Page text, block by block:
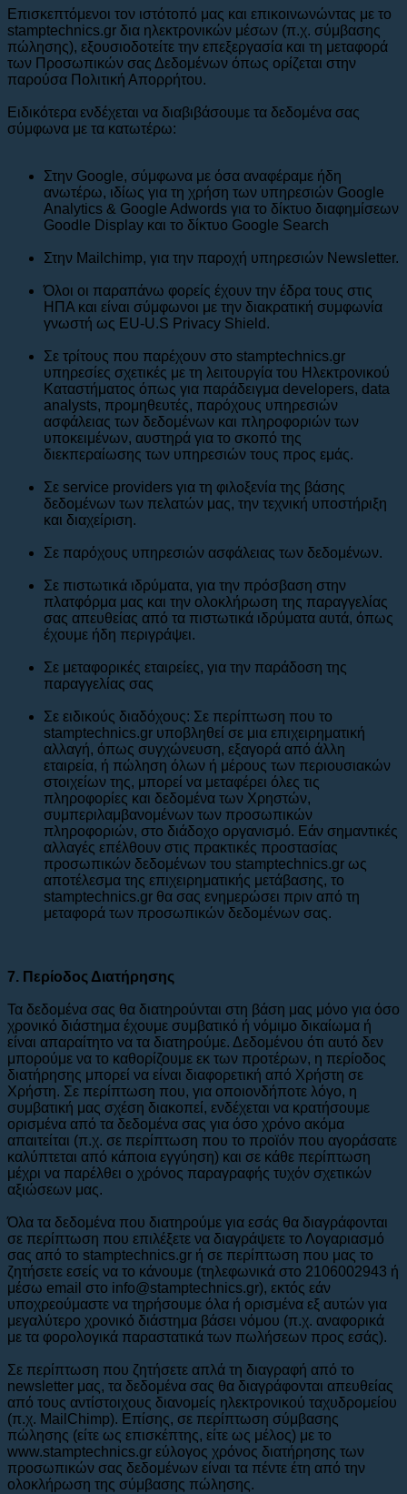
Επισκεπτόμενοι τον ιστότοπό μας και επικοινωνώντας με το
stamptechnics.gr δια ηλεκτρονικών μέσων (π.χ. σύμβασης
πώλησης), εξουσιοδοτείτε την επεξεργασία και τη μεταφορά
των Προσωπικών σας Δεδομένων όπως ορίζεται στην
παρούσα Πολιτική Απορρήτου.
Ειδικότερα ενδέχεται να διαβιβάσουμε τα δεδομένα σας
σύμφωνα με τα κατωτέρω:
Στην Google, σύμφωνα με όσα αναφέραμε ήδη
ανωτέρω, ιδίως για τη χρήση των υπηρεσιών Google
Analytics & Google Adwords για το δίκτυο διαφημίσεων
Goodle Display και το δίκτυο Google Search
Στην Mailchimp, για την παροχή υπηρεσιών Newsletter.
Όλοι οι παραπάνω φορείς έχουν την έδρα τους στις
ΗΠΑ και είναι σύμφωνοι με την διακρατική συμφωνία
γνωστή ως EU-U.S Privacy Shield.
Σε τρίτους που παρέχουν στο stamptechnics.gr
υπηρεσίες σχετικές με τη λειτουργία του Ηλεκτρονικού
Καταστήματος όπως για παράδειγμα developers, data
analysts, προμηθευτές, παρόχους υπηρεσιών
ασφάλειας των δεδομένων και πληροφοριών των
υποκειμένων, αυστηρά για το σκοπό της
διεκπεραίωσης των υπηρεσιών τους προς εμάς.
Σε service providers για τη φιλοξενία της βάσης
δεδομένων των πελατών μας, την τεχνική υποστήριξη
και διαχείριση.
Σε παρόχους υπηρεσιών ασφάλειας των δεδομένων.
Σε πιστωτικά ιδρύματα, για την πρόσβαση στην
πλατφόρμα μας και την ολοκλήρωση της παραγγελίας
σας απευθείας από τα πιστωτικά ιδρύματα αυτά, όπως
έχουμε ήδη περιγράψει.
Σε μεταφορικές εταιρείες, για την παράδοση της
παραγγελίας σας
Σε ειδικούς διαδόχους: Σε περίπτωση που το
stamptechnics.gr υποβληθεί σε μια επιχειρηματική
αλλαγή, όπως συγχώνευση, εξαγορά από άλλη
εταιρεία, ή πώληση όλων ή μέρους των περιουσιακών
στοιχείων της, μπορεί να μεταφέρει όλες τις
πληροφορίες και δεδομένα των Χρηστών,
συμπεριλαμβανομένων των προσωπικών
πληροφοριών, στο διάδοχο οργανισμό. Εάν σημαντικές
αλλαγές επέλθουν στις πρακτικές προστασίας
προσωπικών δεδομένων του stamptechnics.gr ως
αποτέλεσμα της επιχειρηματικής μετάβασης, το
stamptechnics.gr θα σας ενημερώσει πριν από τη
μεταφορά των προσωπικών δεδομένων σας.
7. Περίοδος Διατήρησης
Τα δεδομένα σας θα διατηρούνται στη βάση μας μόνο για όσο
χρονικό διάστημα έχουμε συμβατικό ή νόμιμο δικαίωμα ή
είναι απαραίτητο να τα διατηρούμε. Δεδομένου ότι αυτό δεν
μπορούμε να το καθορίζουμε εκ των προτέρων, η περίοδος
διατήρησης μπορεί να είναι διαφορετική από Χρήστη σε
Χρήστη. Σε περίπτωση που, για οποιονδήποτε λόγο, η
συμβατική μας σχέση διακοπεί, ενδέχεται να κρατήσουμε
ορισμένα από τα δεδομένα σας για όσο χρόνο ακόμα
απαιτείται (π.χ. σε περίπτωση που το προϊόν που αγοράσατε
καλύπτεται από κάποια εγγύηση) και σε κάθε περίπτωση
μέχρι να παρέλθει ο χρόνος παραγραφής τυχόν σχετικών
αξιώσεων μας.
Όλα τα δεδομένα που διατηρούμε για εσάς θα διαγράφονται
σε περίπτωση που επιλέξετε να διαγράψετε το Λογαριασμό
σας από το stamptechnics.gr ή σε περίπτωση που μας το
ζητήσετε εσείς να το κάνουμε (τηλεφωνικά στο 2106002943 ή
μέσω email στο info@stamptechnics.gr), εκτός εάν
υποχρεούμαστε να τηρήσουμε όλα ή ορισμένα εξ αυτών για
μεγαλύτερο χρονικό διάστημα βάσει νόμου (π.χ. αναφορικά
με τα φορολογικά παραστατικά των πωλήσεων προς εσάς).
Σε περίπτωση που ζητήσετε απλά τη διαγραφή από το
newsletter μας, τα δεδομένα σας θα διαγράφονται απευθείας
από τους αντίστοιχους διανομείς ηλεκτρονικού ταχυδρομείου
(π.χ. MailChimp). Επίσης, σε περίπτωση σύμβασης
πώλησης (είτε ως επισκέπτης, είτε ως μέλος) με το
www.stamptechnics.gr εύλογος χρόνος διατήρησης των
προσωπικών σας δεδομένων είναι τα πέντε έτη από την
ολοκλήρωση της σύμβασης πώλησης.